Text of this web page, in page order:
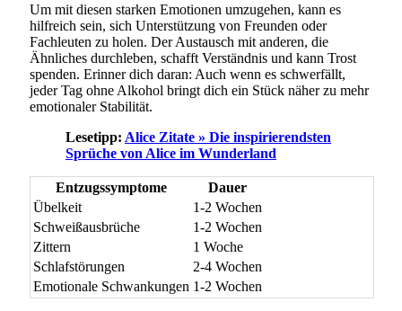
Um mit diesen starken Emotionen umzugehen, kann es
hilfreich sein, sich Unterstützung von Freunden oder
Fachleuten zu holen. Der Austausch mit anderen, die
Ähnliches durchleben, schafft Verständnis und kann Trost
spenden. Erinner dich daran: Auch wenn es schwerfällt,
jeder Tag ohne Alkohol bringt dich ein Stück näher zu mehr
emotionaler Stabilität.
Lesetipp: Alice Zitate » Die inspirierendsten
Sprüche von Alice im Wunderland
Entzugssymptome
Dauer
Übelkeit
1-2 Wochen
Schweißausbrüche
1-2 Wochen
Zittern
1 Woche
Schlafstörungen
2-4 Wochen
Emotionale Schwankungen 1-2 Wochen